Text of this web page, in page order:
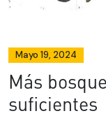
Mayo 19, 2024
Más
suficientes